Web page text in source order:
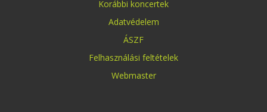
Korábbi koncertek
Adatvédelem
ÁSZF
Felhasználási feltételek
Webmaster